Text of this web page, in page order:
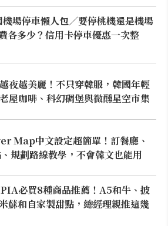
場停車懶人包／要停桃機還是機場
各多少？信用卡停車優惠一次整
夜越美麗！不只穿韓服，韓國年輕
屋咖啡、科幻碉堡與微醺星空市集
Map中文設定超簡單！訂餐廳、
規劃路線教學，不會韓文也能用
必買8種商品推薦！A5和牛、披
蘇和自家製甜點，總經理親推這幾